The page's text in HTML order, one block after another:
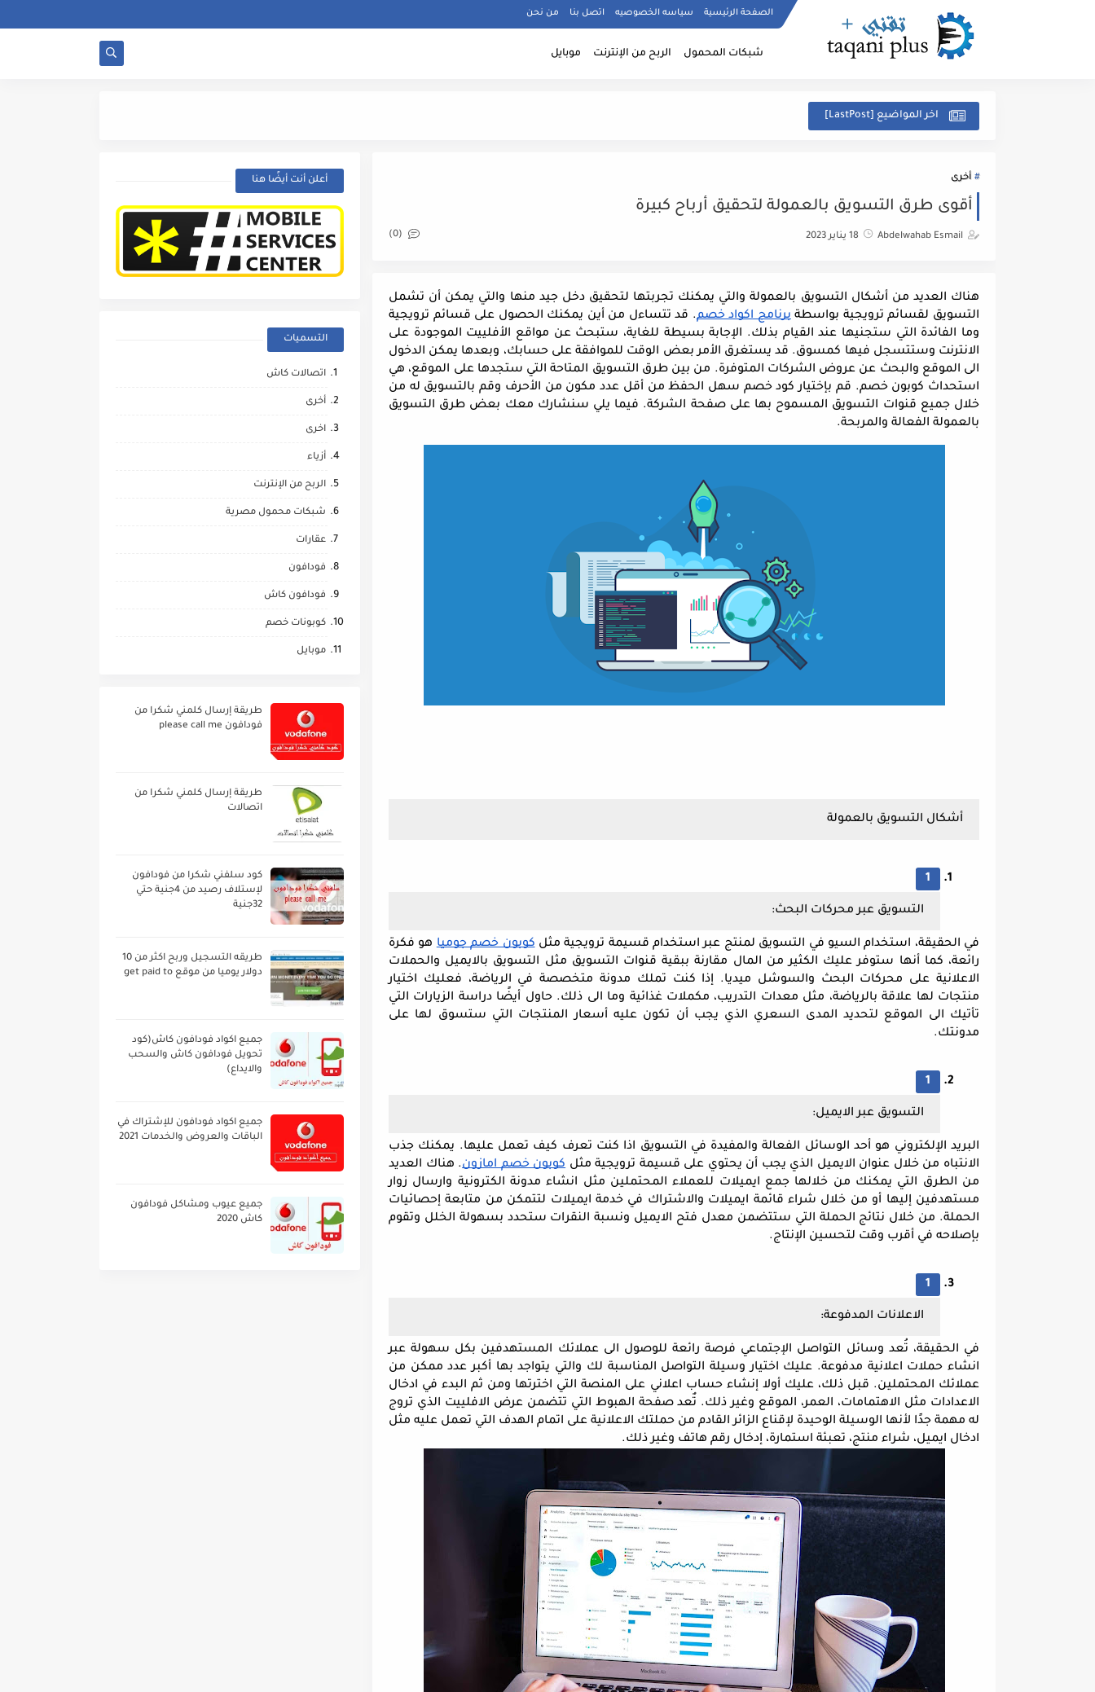
الصفحة الرئيسية سياسه الخصوصيه اتصل بنا من نحن
شبكات المحمول الربح من الإنترنت موبايل
اخر المواضيع [LastPost]
أخرى
أقوى طرق التسويق بالعمولة لتحقيق أرباح كبيرة
Abdelwahab Esmail 18 يناير 2023 (0)
التسويق لقسائم ترويجية بواسطة برنامج اكواد خصم
بالعمولة الفعالة والمربحة.
أشكال التسويق بالعمولة
التسويق عبر محركات البحث:
في الحقيقة، استخدام السيو في التسويق لمنتج عبر استخدام قسيمة ترويجية مثل كوبون خصم جوميا
الاعلانية على محركات البحث والسوشل ميديا. إذا كنت تملك مدونة متخصصة في الرياضة، فعليك اختيار
مدونتك.
التسويق عبر الايميل:
الانتباه من خلال عنوان الايميل الذي يجب أن يحتوي على قسيمة ترويجية مثل كوبون خصم امازون
من الطرق التي يمكنك من خلالها جمع ايميلات للعملاء المحتملين مثل انشاء مدونة الكترونية وارسال زوار
بإصلاحه في أقرب وقت لتحسين الإنتاج.
الاعلانات المدفوعة:
في الحقيقة، تُعد وسائل التواصل الإجتماعي فرصة رائعة للوصول الى عملائك المستهدفين بكل سهولة عبر
ادخال ايميل، شراء منتج، تعبئة استمارة، إدخال رقم هاتف وغير ذلك.
أعلن أنت أيضًا هنا
التسميات
اتصالات كاش
أخرى
اخرى
أزياء
الربح من الإنترنت
شبكات محمول مصرية
عقارات
فودافون
فودافون كاش
كوبونات خصم
موبايل
طريقة إرسال كلمني شكرا من
فودافون please call me
طريقة إرسال كلمني شكرا من
اتصالات
كود سلفني شكرا من فودافون
لإستلاف رصيد من 4جنية حتي
32جنية
طريقه التسجيل وربح اكثر من 10
دولار يوميا من موقع get paid to
جميع اكواد فودافون كاش(كود
تحويل فودافون كاش والسحب
والايداع)
جميع اكواد فودافون للإشتراك في
الباقات والعروض والخدمات 2021
جميع عيوب ومشاكل فودافون
كاش 2020